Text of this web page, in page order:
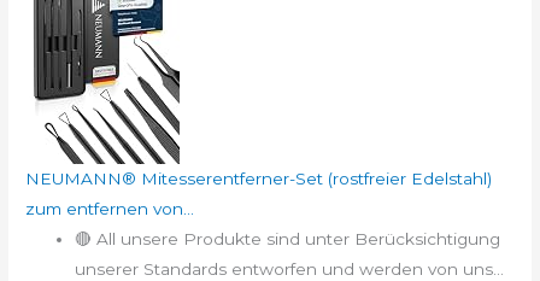
NEUMANN® Mitesserentferner-Set (rostfreier Edelstahl)
zum entfernen von...
🔴 All unsere Produkte sind unter Berücksichtigung
unserer Standards entworfen und werden von uns...